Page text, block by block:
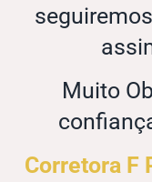
Muito
Corretora F